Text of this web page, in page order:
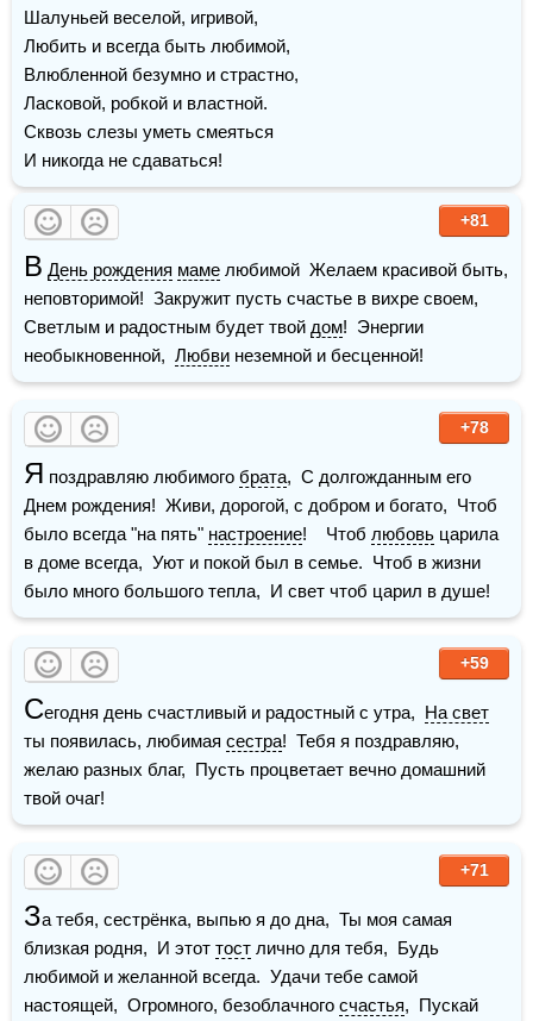
Шалуньей веселой, игривой,
Любить и всегда быть любимой,
Влюбленной безумно и страстно,
Ласковой, робкой и властной.
Сквозь слезы уметь смеяться
И никогда не сдаваться!
+81
В День рождения маме любимой  Желаем красивой быть,
неповторимой!  Закружит пусть счастье в вихре своем,
Светлым и радостным будет твой дом!  Энергии
необыкновенной, Любви неземной и бесценной!
+78
Я поздравляю любимого брата,  С долгожданным его
Днем рождения!  Живи, дорогой, с добром и богато,  Чтоб
было всегда "на пять" настроение!    Чтоб любовь царила
в доме всегда,  Уют и покой был в семье.  Чтоб в жизни
было много большого тепла,  И свет чтоб царил в душе!
+59
Сегодня день счастливый и радостный с утра, На свет
ты появилась, любимая сестра!  Тебя я поздравляю,
желаю разных благ,  Пусть процветает вечно домашний
твой очаг!
+71
За тебя, сестрёнка, выпью я до дна,  Ты моя самая
близкая родня,  И этот тост лично для тебя,  Будь
любимой и желанной всегда.  Удачи тебе самой
настоящей,  Огромного, безоблачного счастья,  Пускай